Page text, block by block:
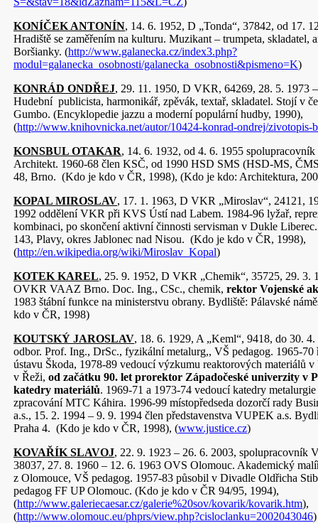
KONÍČEK ANTONÍN, 14. 6. 1952, D „Tonda“, 37842, od 17.
Hradiště se zaměřením na kulturu. Muzikant – trumpeta, skladatel,
Boršianky. (http://www.galanecka.cz/index3.php?
modul=galanecka_osobnosti/galanecka_osobnosti&pismeno=K)
KONRÁD ONDŘEJ, 29. 11. 1950, D VKR, 64269, 28. 5. 1973
Hudební publicista, harmonikář, zpěvák, textař, skladatel. Stojí v
Gumbo. (Encyklopedie jazzu a moderní populární hudby, 1990),
(http://www.knihovnicka.net/autor/10424-konrad-ondrej/zivotopis-
KONSBUL OTAKAR, 14. 6. 1932, od 4. 6. 1955
Architekt. 1960-68 člen KSČ, od 1990 HSD SMS (HSD-MS,
48, Brno. (Kdo je kdo v ČR, 1998), (Kdo je kdo: Architektura,
KOPAL MIROSLAV, 17. 1. 1963, D VKR „Miroslav“, 24121,
1992 oddělení VKR při KVS Ústí nad Labem. 1984-96 lyžař,
kombinaci, po skončení aktivní činnosti servisman v Dukle
143, Plavy, okres Jablonec nad Nisou. (Kdo je kdo v ČR, 1998),
(http://en.wikipedia.org/wiki/Miroslav_Kopal)
KOTEK KAREL, 25. 9. 1952, D VKR „Chemik“, 35725, 29. 3.
OVKR VAAZ Brno. Doc. Ing., CSc., chemik, rektor Vojenské
1983 štábní funkce na ministerstvu obrany. Bydliště: Pálavské
kdo v ČR, 1998)
KOUTSKÝ JAROSLAV, 18. 6. 1929, A „Keml“, 9418, do 30.
odbor. Prof. Ing., DrSc., fyzikální metalurg,, VŠ pedagog. 1965-
ústavu Škoda, 1978-89 vedoucí výzkumu reaktorových materiálů
v Řeži, od začátku 90. let prorektor Západočeské univerzity v
katedry materiálů. 1969-71 a 1973-74 vedoucí katedry
zpracování MTC Káhira. 1996-99 místopředseda dozorčí rady
a.s., 15. 2. 1994 – 9. 9. 1994 člen představenstva VUPEK a.s.
Praha 4. (Kdo je kdo v ČR, 1998), (www.justice.cz)
KOVAŘÍK SLAVOJ, 22. 9. 1923 – 26. 6. 2003, spolupracovník
38037, 27. 8. 1960 – 12. 6. 1963 OVS Olomouc. Akademický
z Olomouce, VŠ pedagog. 1957-83 působil v Divadle Oldřicha
pedagog FF UP Olomouc. (Kdo je kdo v ČR 94/95, 1994),
(http://www.galeriecaesar.cz/galerie%20sov/kovarik/kovarik.htm),
(http://www.olomouc.eu/phprs/view.php?cisloclanku=2002043046)